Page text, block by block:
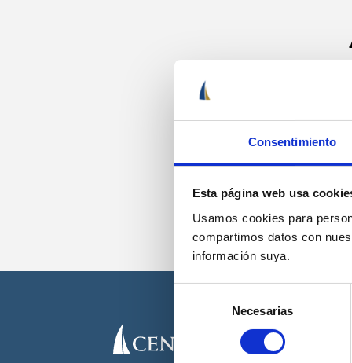
Consentimiento
Esta página web usa
Usamos cookies para
compartimos datos con
información suya.
consentimiento
Necesarias